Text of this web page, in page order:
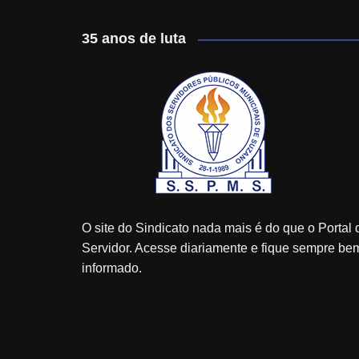
35 anos de luta
O site do Sindicato nada mais é do que o Portal
Servidor. Acesse diariamente e fique sempre
informado.